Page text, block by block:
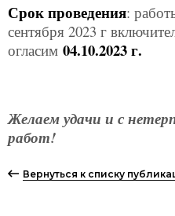
Срок проведения:
сентября 2023 г
огласим 04.10.2023г.
Желаем удачи и с
работ!
Вернуться к списку